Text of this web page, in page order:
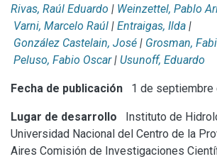
Rivas, Raúl Eduardo | Weinzettel, Pablo
Varni, Marcelo Raúl | Entraigas, Ilda |
González Castelain, José | Grosman,
Peluso, Fabio Oscar | Usunoff, Eduardo
Fecha de publicación 1 de septiembre
Lugar de desarrollo
Instituto de
Universidad Nacional del Centro de la
Aires Comisión de Investigaciones